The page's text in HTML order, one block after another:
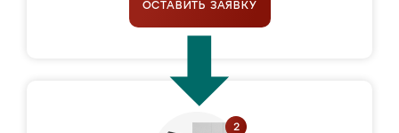
ОСТАВИТЬ ЗАЯВКУ